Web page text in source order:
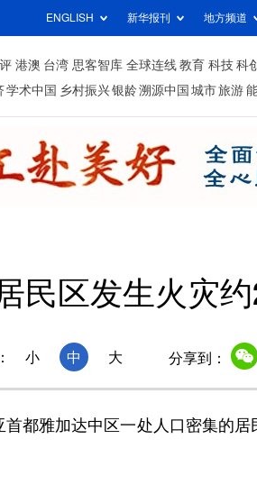
ENGLISH 新华报刊 地方频道
港澳 台湾 思客智库 全球连线 教育 科技 科
学术中国 乡村振兴银龄溯源中国 城市旅游
民区发生火灾
小 中 大 分享到：
雅加达中区一处人口密集的居